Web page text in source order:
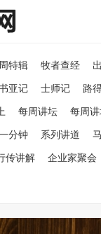
特辑 牧者查经
亚记 士师记 路
每周讲坛 每周
分钟 系列讲道
传讲解 企业家聚会